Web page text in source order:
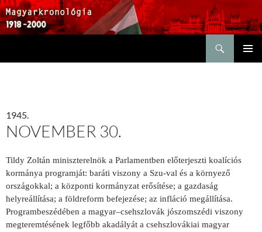
1945.
NOVEMBER 30.
Tildy Zoltán miniszterelnök a Parlamentben előterjeszti koalíciós
kormánya programját: baráti viszony a Szu-val és a környező
országokkal; a központi kormányzat erősítése; a gazdaság
helyreállítása; a földreform befejezése; az infláció megállítása.
Programbeszédében a magyar–csehszlovák jószomszédi viszony
megteremtésének legfőbb akadályát a csehszlovákiai magyar